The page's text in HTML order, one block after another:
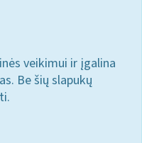
veikimui ir įgalina
Be šių slapukų